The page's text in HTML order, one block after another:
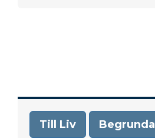
Till Liv Begrunda